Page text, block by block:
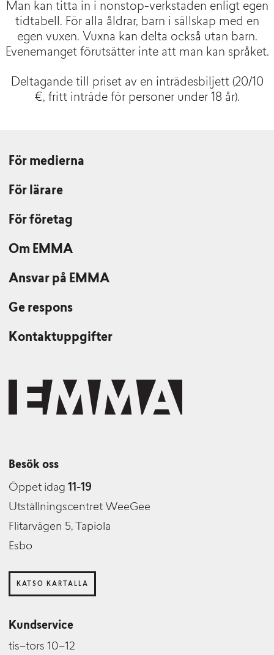
Man kan titta in i nonstop-verkstaden enligt egen
tidtabell. För alla åldrar, barn i sällskap med en
egen vuxen. Vuxna kan delta också utan barn.
Evenemanget förutsätter inte att man kan språket.
Deltagande till priset av en inträdesbiljett (20/10
€, fritt inträde för personer under 18 år).
För medierna
För lärare
För företag
Om EMMA
Ansvar på EMMA
Ge respons
Kontaktuppgifter
Besök oss
Öppet idag 11-19
Utställningscentret WeeGee
Flitarvägen 5, Tapiola
Esbo
KATSO KARTALLA
Kundservice
tis–tors 10–12